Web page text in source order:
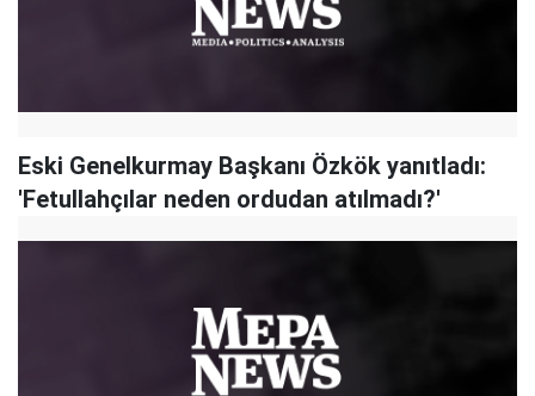
Eski Genelkurmay Başkanı Özkök yanıtladı:
'Fetullahçılar neden ordudan atılmadı?'